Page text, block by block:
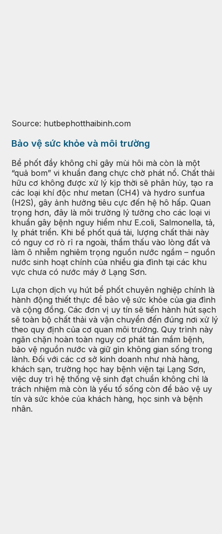
Source: hutbephotthaibinh.com
Bảo vệ sức khỏe và môi trường
Bể phốt đầy không chỉ gây mùi hôi mà còn là một
“quả bom” vi khuẩn đang chực chờ phát nổ. Chất thải
hữu cơ không được xử lý kịp thời sẽ phân hủy, tạo ra
các loại khí độc như metan (CH4) và hydro sunfua
(H2S), gây ảnh hưởng tiêu cực đến hệ hô hấp. Quan
trọng hơn, đây là môi trường lý tưởng cho các loại vi
khuẩn gây bệnh nguy hiểm như E.coli, Salmonella, tả,
lỵ phát triển. Khi bể phốt quá tải, lượng chất thải này
có nguy cơ rò rỉ ra ngoài, thẩm thấu vào lòng đất và
làm ô nhiễm nghiêm trọng nguồn nước ngầm – nguồn
nước sinh hoạt chính của nhiều gia đình tại các khu
vực chưa có nước máy ở Lạng Sơn.
Lựa chọn dịch vụ hút bể phốt chuyên nghiệp chính là
hành động thiết thực để bảo vệ sức khỏe của gia đình
và cộng đồng. Các đơn vị uy tín sẽ tiến hành hút sạch
sẽ toàn bộ chất thải và vận chuyển đến đúng nơi xử lý
theo quy định của cơ quan môi trường. Quy trình này
ngăn chặn hoàn toàn nguy cơ phát tán mầm bệnh,
bảo vệ nguồn nước và giữ gìn không gian sống trong
lành. Đối với các cơ sở kinh doanh như nhà hàng,
khách sạn, trường học hay bệnh viện tại Lạng Sơn,
việc duy trì hệ thống vệ sinh đạt chuẩn không chỉ là
trách nhiệm mà còn là yếu tố sống còn để bảo vệ uy
tín và sức khỏe của khách hàng, học sinh và bệnh
nhân.